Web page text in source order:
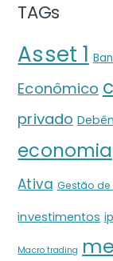
TAGs
Asset 1
Econômico
privado
economia
Ativa Gestão de
investimentos
Macro trading